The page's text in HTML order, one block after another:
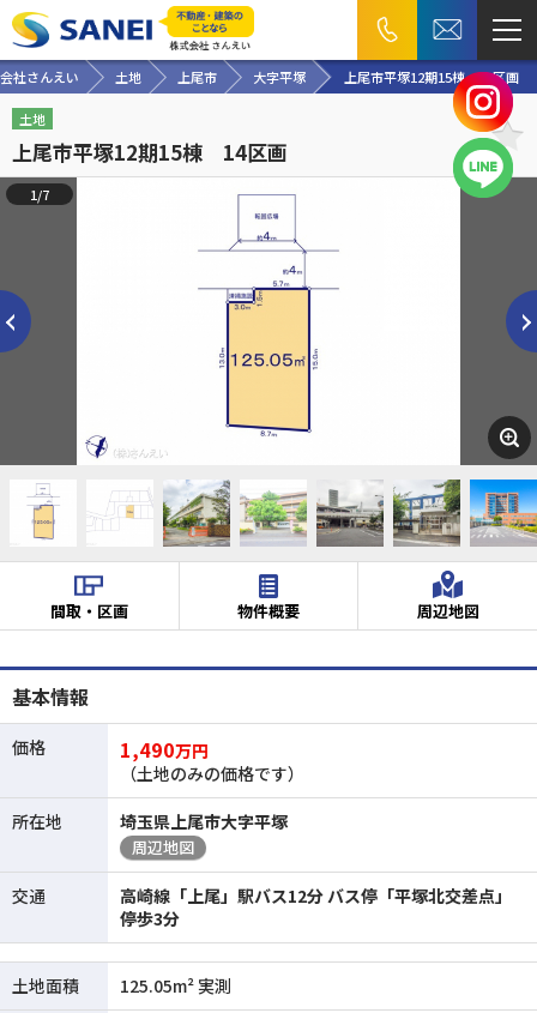
社さんえい 土地 上尾市 大字平塚 上尾市平塚12期15棟 14区画
土地
上尾市平塚12期15棟 14区画
1/7
間取・区画 物件概要 周辺地図
基本情報
価格 1,490万円
（土地のみの価格です）
所在地
埼玉県上尾市大字平塚
周辺地図
交通
高崎線「上尾」駅バス12分 バス停「平塚北交差点」
停歩3分
土地面積
125.05m² 実測